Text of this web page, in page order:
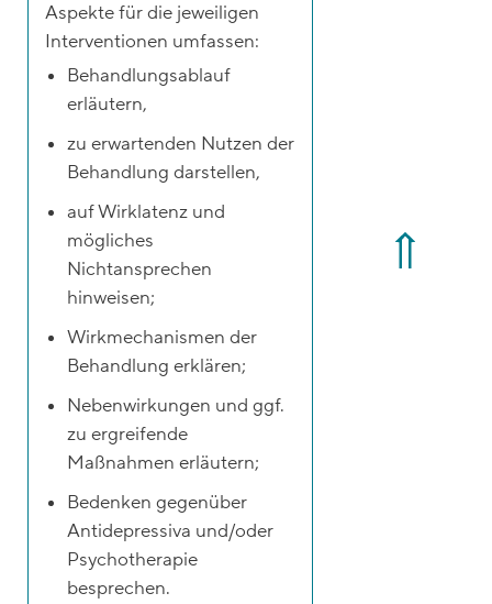
Aspekte für die jeweiligen
Interventionen umfassen:
Behandlungsablauf
erläutern,
zu erwartenden Nutzen der
Behandlung darstellen,
auf Wirklatenz und
mögliches
Nichtansprechen
hinweisen;
Wirkmechanismen der
Behandlung erklären;
Nebenwirkungen und ggf.
zu ergreifende
Maßnahmen erläutern;
Bedenken gegenüber
Antidepressiva und/oder
Psychotherapie
besprechen.